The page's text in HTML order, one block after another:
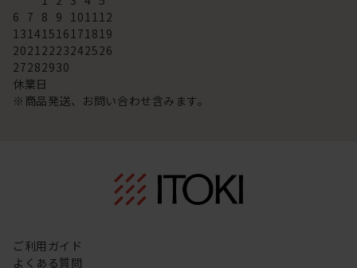
6 7 8 9 101112
13141516171819
20212223242526
27282930
休業日
※商品発送、お問い合わせ含みます。
ご利用ガイド
よくある質問